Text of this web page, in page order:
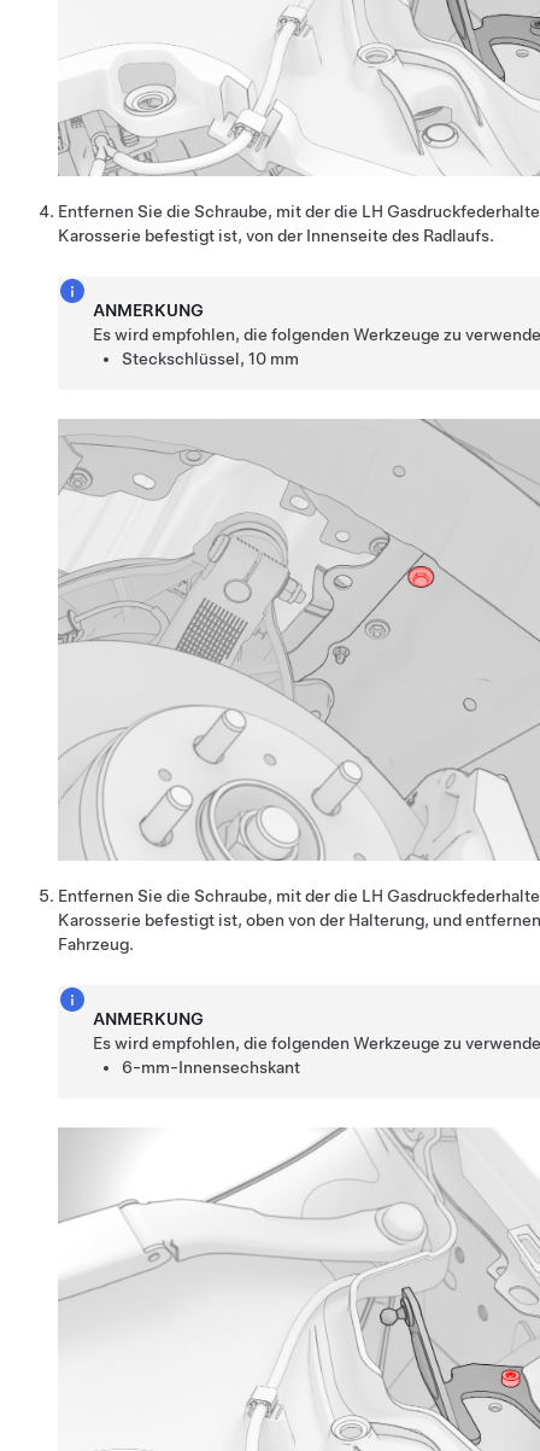
Entfernen Sie die Schraube, mit der die LH
Karosserie befestigt ist, von der Innenseite des Radlaufs.
ANMERKUNG
Es wird empfohlen, die folgenden Werkzeuge zu
Steckschlüssel, 10 mm
Entfernen Sie die Schraube, mit der die LH
Karosserie befestigt ist, oben von der Halterung, und
Fahrzeug.
ANMERKUNG
Es wird empfohlen, die folgenden Werkzeuge zu
6-mm-Innensechskant